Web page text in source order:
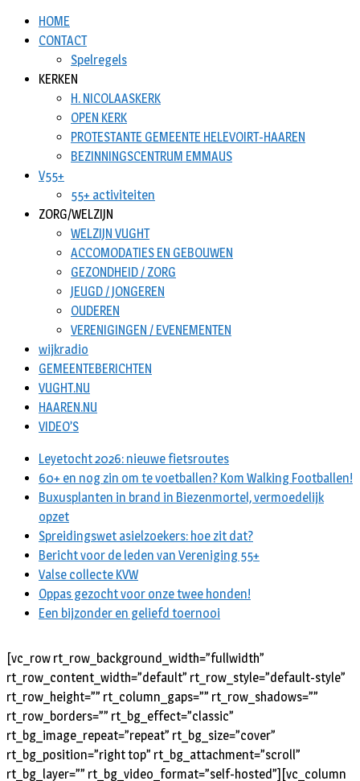
HOME
CONTACT
Spelregels
KERKEN
H. NICOLAASKERK
OPEN KERK
PROTESTANTE GEMEENTE HELEVOIRT-HAAREN
BEZINNINGSCENTRUM EMMAUS
V55+
55+ activiteiten
ZORG/WELZIJN
WELZIJN VUGHT
ACCOMODATIES EN GEBOUWEN
GEZONDHEID / ZORG
JEUGD / JONGEREN
OUDEREN
VERENIGINGEN / EVENEMENTEN
wijkradio
GEMEENTEBERICHTEN
VUGHT.NU
HAAREN.NU
VIDEO’S
Leyetocht 2026: nieuwe fietsroutes
60+ en nog zin om te voetballen? Kom Walking Footballen!
Buxusplanten in brand in Biezenmortel, vermoedelijk
opzet
Spreidingswet asielzoekers: hoe zit dat?
Bericht voor de leden van Vereniging 55+
Valse collecte KVW
Oppas gezocht voor onze twee honden!
Een bijzonder en geliefd toernooi
[vc_row rt_row_background_width=”fullwidth”
rt_row_content_width=”default” rt_row_style=”default-style”
rt_row_height=”” rt_column_gaps=”” rt_row_shadows=””
rt_row_borders=”” rt_bg_effect=”classic”
rt_bg_image_repeat=”repeat” rt_bg_size=”cover”
rt_bg_position=”right top” rt_bg_attachment=”scroll”
rt_bg_layer=”” rt_bg_video_format=”self-hosted”][vc_column